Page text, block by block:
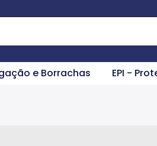
e Borrachas EPI -